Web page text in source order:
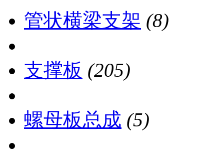
管状横梁支架 (8)
支撑板 (205)
螺母板总成 (5)